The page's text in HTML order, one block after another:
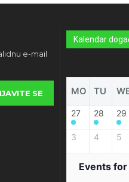
e-mail
SE
Kalendar
MO TU
27 28 29
3 4 5
Events for